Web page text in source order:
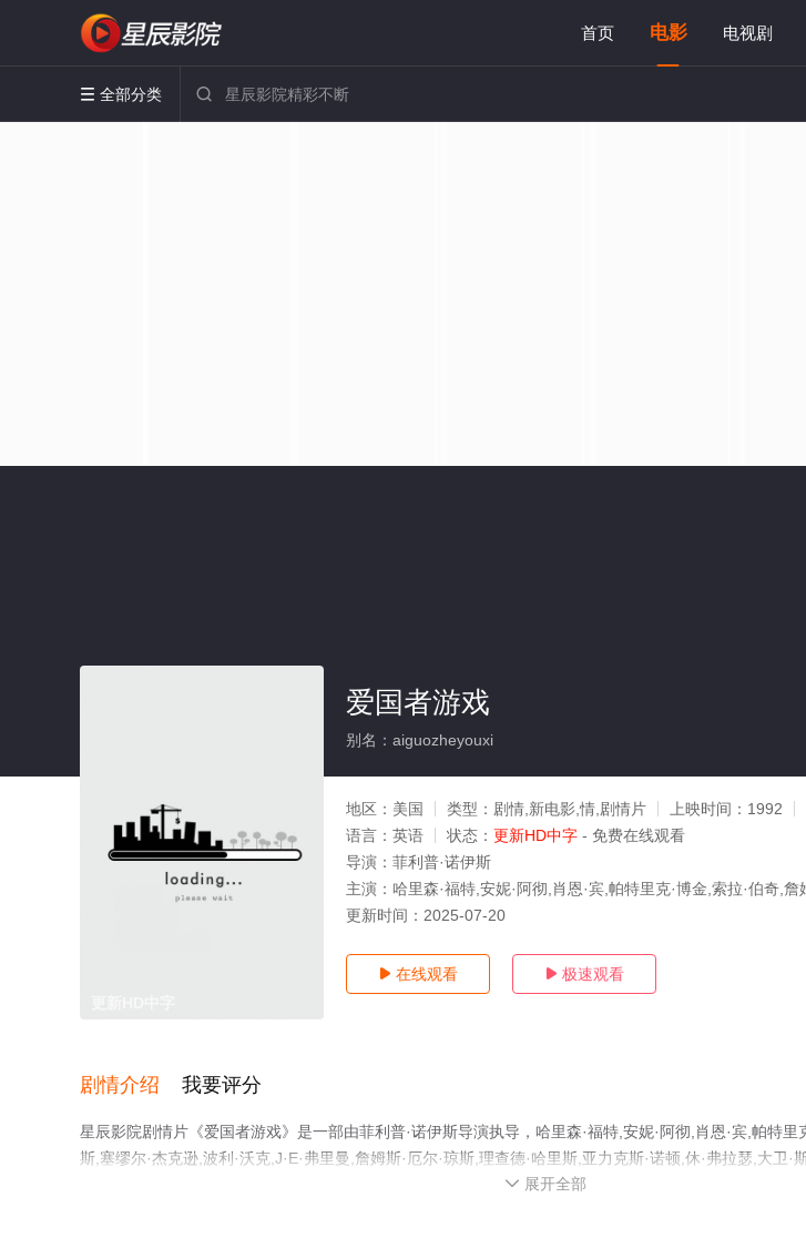
首页 电影 电视剧
 全部分类 
爱国者游戏
别名：aiguozheyouxi
地区： 美国 类型： 剧情,新电影,情,剧情片 上映时间： 1992
语言： 英语 状态： 更新HD中字 - 免费在线观看
导演： 菲利普·诺伊斯
主演： 哈里森·福特,安妮·阿彻,肖恩·宾,帕特里克·博金,索拉·伯奇,詹
更新时间： 2025-07-20
 在线观看  极速观看
剧情介绍 我要评分
星辰影院剧情片《爱国者游戏》是一部由菲利普·诺伊斯导演执导，哈里森·福特,安妮·阿彻,肖恩·宾,帕特里
斯,塞缪尔·杰克逊,波利·沃克,J·E·弗里曼,詹姆斯·厄尔·琼斯,理查德·哈里斯,亚力克斯·诺顿,休·弗拉瑟,大卫·
·托等演员精彩演绎的美国电影，手机免费观看高清未删减完整版电影就上星辰影视，更多剧情信息可移步
 展开全部